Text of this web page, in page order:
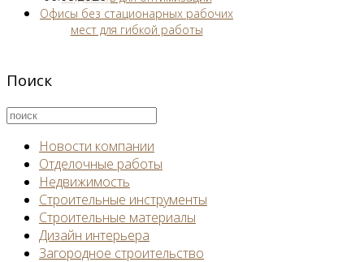
Офисы без стационарных рабочих
мест для гибкой работы
Поиск
Новости компании
Отделочные работы
Недвижимость
Строительные инструменты
Строительные материалы
Дизайн интерьера
Загородное строительство